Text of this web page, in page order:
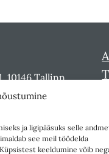
ja ligipääsuks selle
see meil töödelda
keeldumine võib
10146 Tallinn